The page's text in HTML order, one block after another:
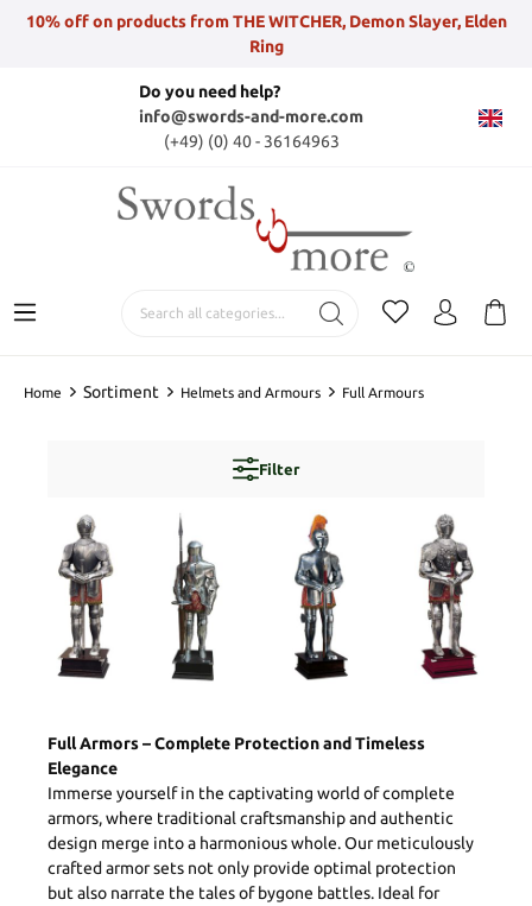
10% off on products from THE WITCHER, Demon Slayer, Elden
Ring
Do you need help?
info@swords-and-more.com
(+49) (0) 40 - 36164963
Home Sortiment Helmets and Armours Full Armours
Filter
Full Armors – Complete Protection and Timeless
Elegance
Immerse yourself in the captivating world of complete
armors, where traditional craftsmanship and authentic
design merge into a harmonious whole. Our meticulously
crafted armor sets not only provide optimal protection
but also narrate the tales of bygone battles. Ideal for